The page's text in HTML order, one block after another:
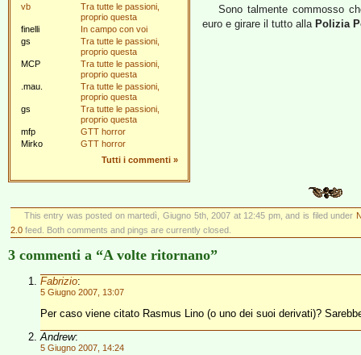
vb
Tra tutte le passioni,
proprio questa
finelli
In campo con voi
gs
Tra tutte le passioni,
proprio questa
MCP
Tra tutte le passioni,
proprio questa
.mau.
Tra tutte le passioni,
proprio questa
gs
Tra tutte le passioni,
proprio questa
mfp
GTT horror
Mirko
GTT horror
Tutti i commenti »
Sono talmente commosso
euro e girare il tutto alla Polizia
This entry was posted on martedì, Giugno 5th, 2007 at 12:45 pm, and is filed under
2.0 feed. Both comments and pings are currently closed.
3 commenti a “A volte ritornano”
Fabrizio:
5 Giugno 2007, 13:07
Per caso viene citato Rasmus Lino (o uno dei suoi derivati)?
Andrew:
5 Giugno 2007, 14:24